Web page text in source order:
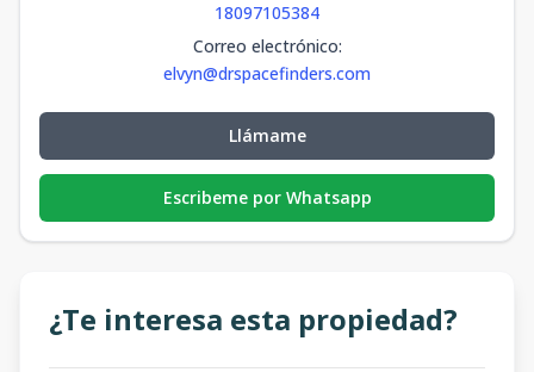
18097105384
Correo electrónico:
elvyn@drspacefinders.com
Llámame
Escribeme por Whatsapp
¿Te interesa esta propiedad?